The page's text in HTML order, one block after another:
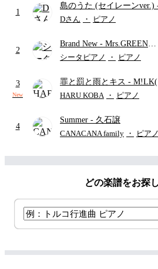
1
島のうた (セイレーンver.)
セイレーン(CV.鈴木みのり)
ード・ペダル付き/『映画
かわ 人魚の島のひみつ』よ
Dさん ・ ピアノ
2
Brand New - Mrs.GREEN
APPLE
シータピアノ ・ ピアノ
3
New
罪と罰と雨とキス - M!LK(
野勇斗&吉田仁人)
HARU KOBA ・ ピアノ
4
Summer - 久石譲
CANACANA family ・ ピアノ
どの楽譜をお探